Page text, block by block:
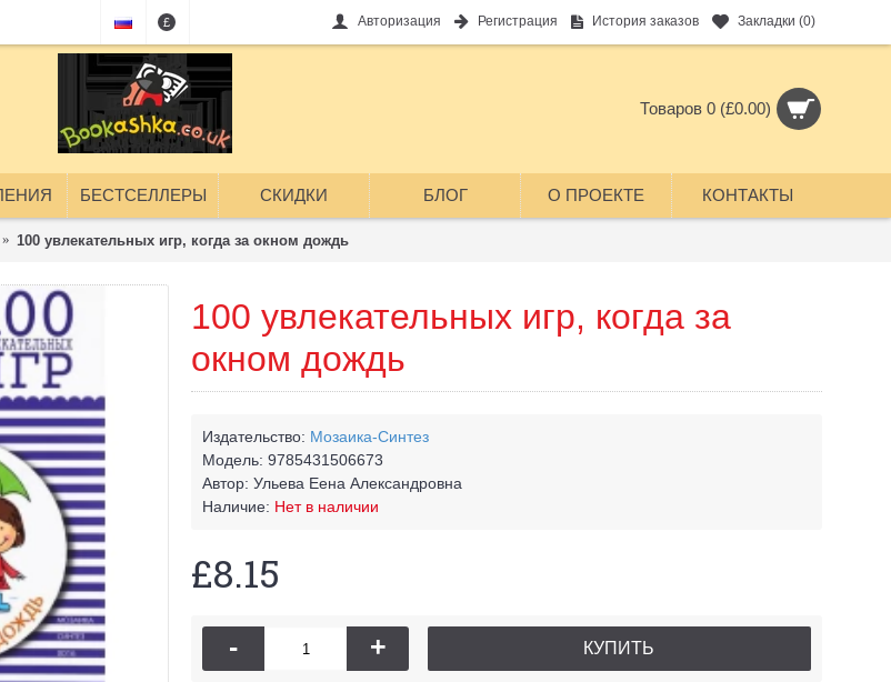
£ Авторизация Регистрация История заказов Закладки (0)
Товаров 0 (£0.00)
БЕСТСЕЛЛЕРЫ СКИДКИ БЛОГ О ПРОЕКТЕ КОНТАКТЫ
100 увлекательных игр, когда за окном дождь
100 увлекательных игр, когда за
окном дождь
Издательство: Мозаика-Синтез
Модель: 9785431506673
Автор: Ульева Еена Александровна
Наличие: Нет в наличии
£8.15
- + КУПИТЬ